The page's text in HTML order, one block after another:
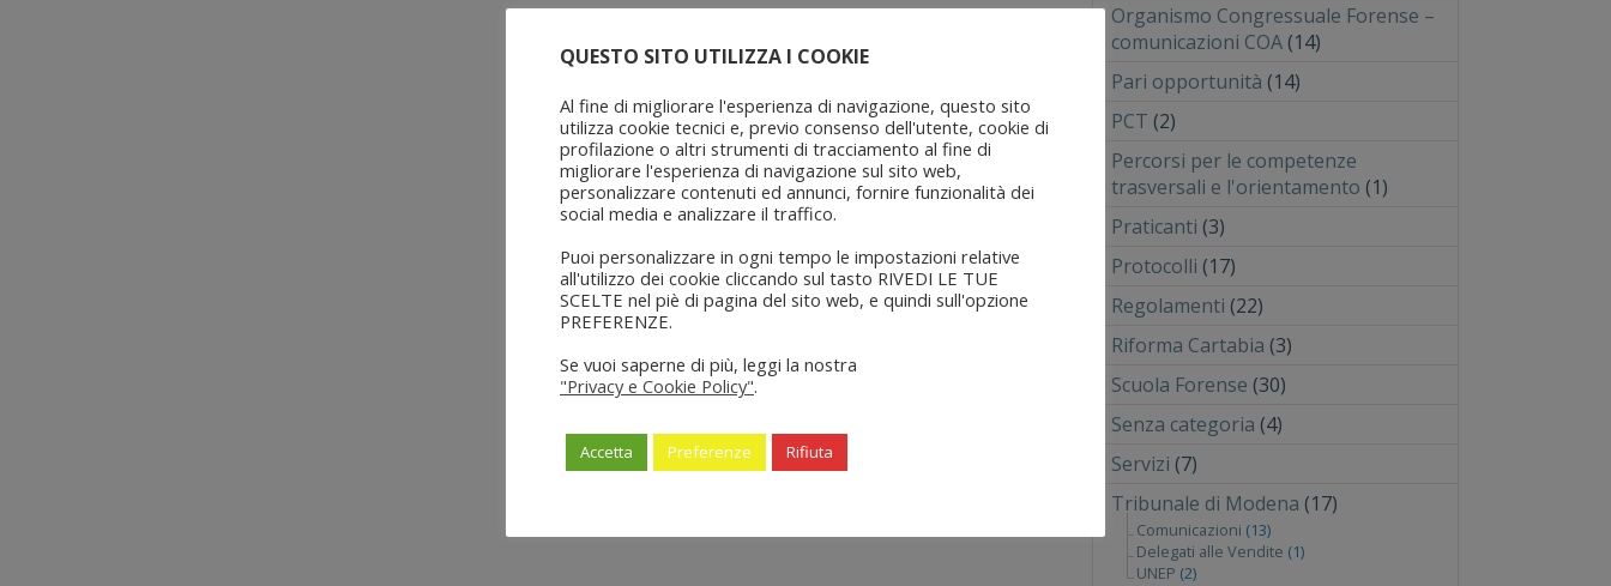
Organismo Congressuale Forense –
comunicazioni COA(14)
Pari opportunità (14)
PCT (2)
Percorsi per le competenze
trasversali e l'orientamento (1)
Praticanti (3)
Protocolli (17)
Regolamenti (22)
Riforma Cartabia (3)
Scuola Forense (30)
Senza categoria (4)
Servizi (7)
Tribunale di Modena (17)
Comunicazioni (13)
Delegati alle Vendite (1)
UNEP (2)
QUESTO SITO UTILIZZA I COOKIE
Al fine di migliorare l'esperienza di navigazione, questo sito
utilizza cookie tecnici e, previo consenso dell'utente, cookie di
profilazione o altri strumenti di tracciamento al fine di
migliorare l'esperienza di navigazione sul sito web,
personalizzare contenuti ed annunci, fornire funzionalità dei
social media e analizzare il traffico.
Puoi personalizzare in ogni tempo le impostazioni relative
all'utilizzo dei cookie cliccando sul tasto RIVEDI LE TUE
SCELTE nel piè di pagina del sito web, e quindi sull'opzione
PREFERENZE.
Se vuoi saperne di più, leggi la nostra
"Privacy e Cookie Policy".
Accetta Preferenze Rifiuta